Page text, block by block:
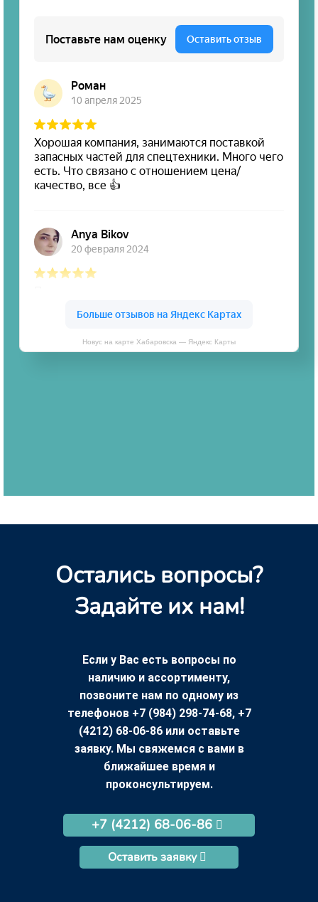
Новус на карте Хабаровска — Яндекс Карты
Остались вопросы?
Задайте их нам!
Если у Вас есть вопросы по
наличию и ассортименту,
позвоните нам по одному из
телефонов +7 (984) 298-74-68, +7
(4212) 68-06-86 или оставьте
заявку. Мы свяжемся с вами в
ближайшее время и
проконсультируем.
+7 (4212) 68-06-86
Оставить заявку